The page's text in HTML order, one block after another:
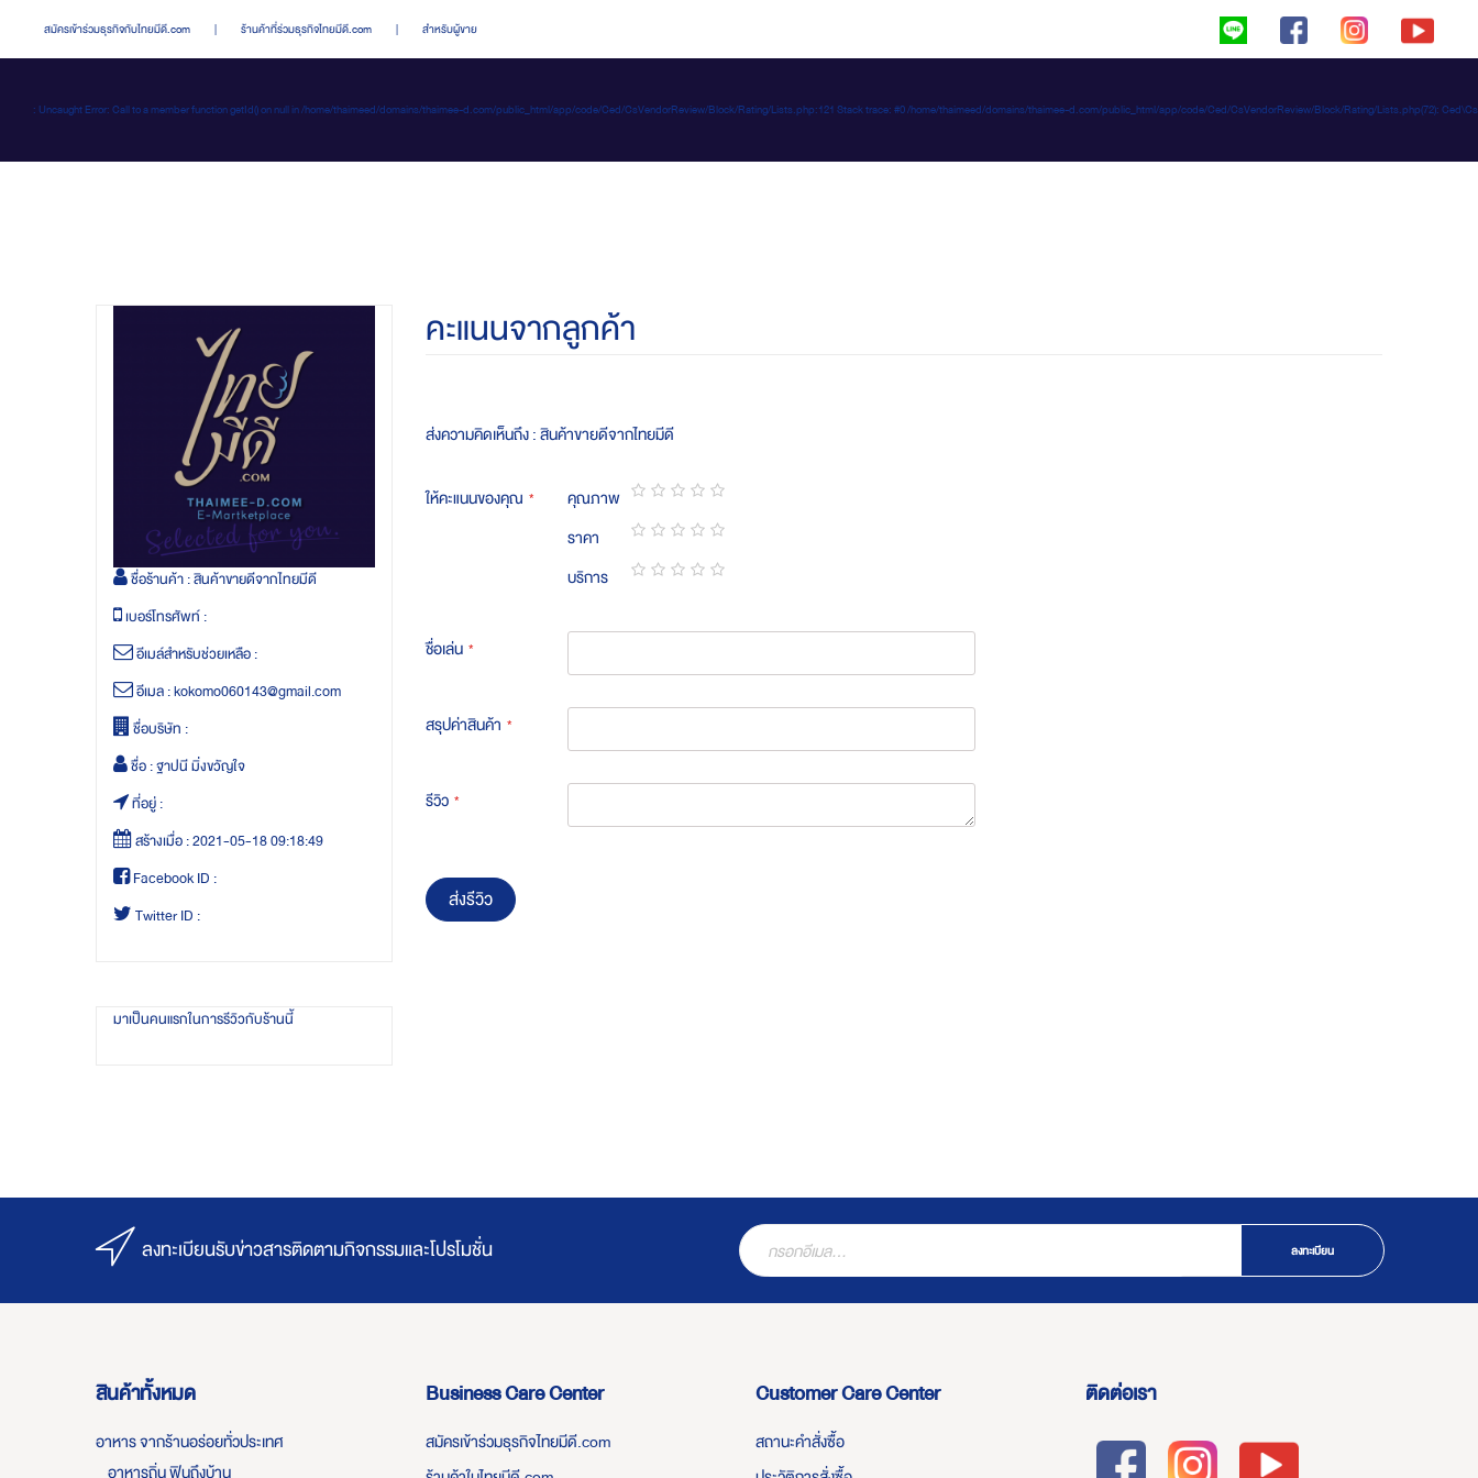
สมัครเข้าร่วมธุรกิจกับไทยมีดี.com | ร้านค้าที่ร่วมธุรกิจไทยมีดี.com | สำหรับผู้ขาย
: Uncaught Error: Call to a member function getId() on null in /home/thaimeed/domains/thaimee-d.com/public_html/app/code/Ced/CsVendorReview/Block/Rating/Lists.php:121 Stack trace: #0 /home/thaimeed/domains/thaimee-d.com/public_html/app/code/Ced/CsVendorReview/Block/Rating/Lists.php(72):
ชื่อร้านค้า :สินค้าขายดีจากไทยมีดี
เบอร์โทรศัพท์ :
อีเมล์สำหรับช่วยเหลือ :
อีเมล :kokomo060143@gmail.com
ชื่อบริษัท :
ชื่อ :ฐาปนี มิ่งขวัญใจ
ที่อยู่ :
สร้างเมื่อ :2021-05-18 09:18:49
Facebook ID :
Twitter ID :
มาเป็นคนแรกในการรีวิวกับร้านนี้
คะแนนจากลูกค้า
ส่งความคิดเห็นถึง : สินค้าขายดีจากไทยมีดี
ให้คะแนนของคุณ คุณภาพ
1
star
2
stars
3
stars
4
stars
5
stars
ราคา
1
star
2
stars
3
stars
4
stars
5
stars
บริการ
ชื่อเล่น
สรุปค่าสินค้า
รีวิว
ส่งรีวิว
ลงทะเบียนรับข่าวสารติดตามกิจกรรมและโปรโมชั่น ลงทะเบียน
สินค้าทั้งหมด
อาหาร จากร้านอร่อยทั่วประเทศ
อาหารถิ่น ฟินถึงบ้าน
Business Care Center
สมัครเข้าร่วมธุรกิจไทยมีดี.com
Customer Care Center
สถานะคำสั่งซื้อ
ติดต่อเรา